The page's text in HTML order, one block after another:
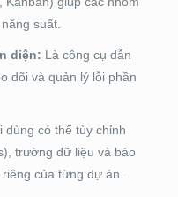
suất.
diện: Là công cụ dẫn
dõi và quản lý lỗi phần
dùng có thể tùy chỉnh
trường dữ liệu và báo
của từng dự án.